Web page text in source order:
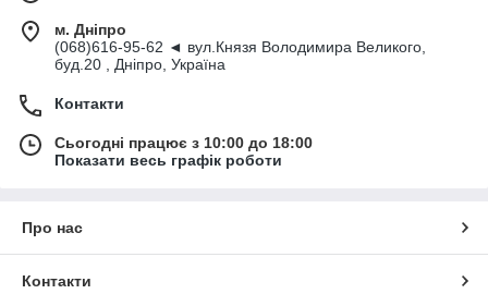
м. Дніпро
(068)616-95-62 ◄ вул.Князя Володимира Великого,
буд.20 , Дніпро, Україна
Контакти
Сьогодні працює з 10:00 до 18:00
Показати весь графік роботи
Про нас
Контакти